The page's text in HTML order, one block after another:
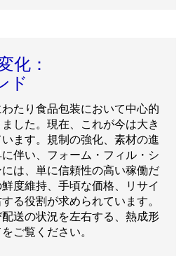
化：
ド
たり食品包装において中心的
した。現在、これが今は大き
ます。規制の強化、素材の進
伴い、フォーム・フィル・シ
は、単に信頼性の高い稼働だ
度維持、手頃な価格、リサイ
る役割が求められています。
送の状況を左右する、熱成形
ご覧ください。